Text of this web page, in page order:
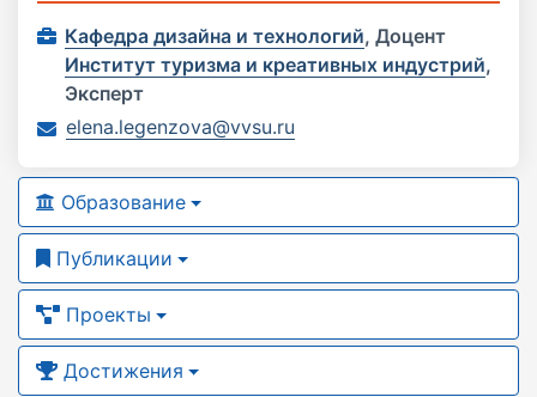
Кафедра дизайна и технологий, Доцент
Институт туризма и креативных индустрий,
Эксперт
elena.legenzova@vvsu.ru
Образование
Публикации
Проекты
Достижения